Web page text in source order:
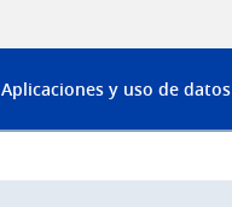
Aplicaciones y uso de datos